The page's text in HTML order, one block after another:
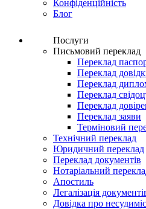
Конфіденційність
Блог
Послуги
Письмовий переклад
Переклад
Переклад
Переклад
Переклад
Переклад
Переклад заяви
Терміновий
Технічний переклад
Юридичний переклад
Переклад документів
Нотаріальний
Апостиль
Легалізація
Довідка про